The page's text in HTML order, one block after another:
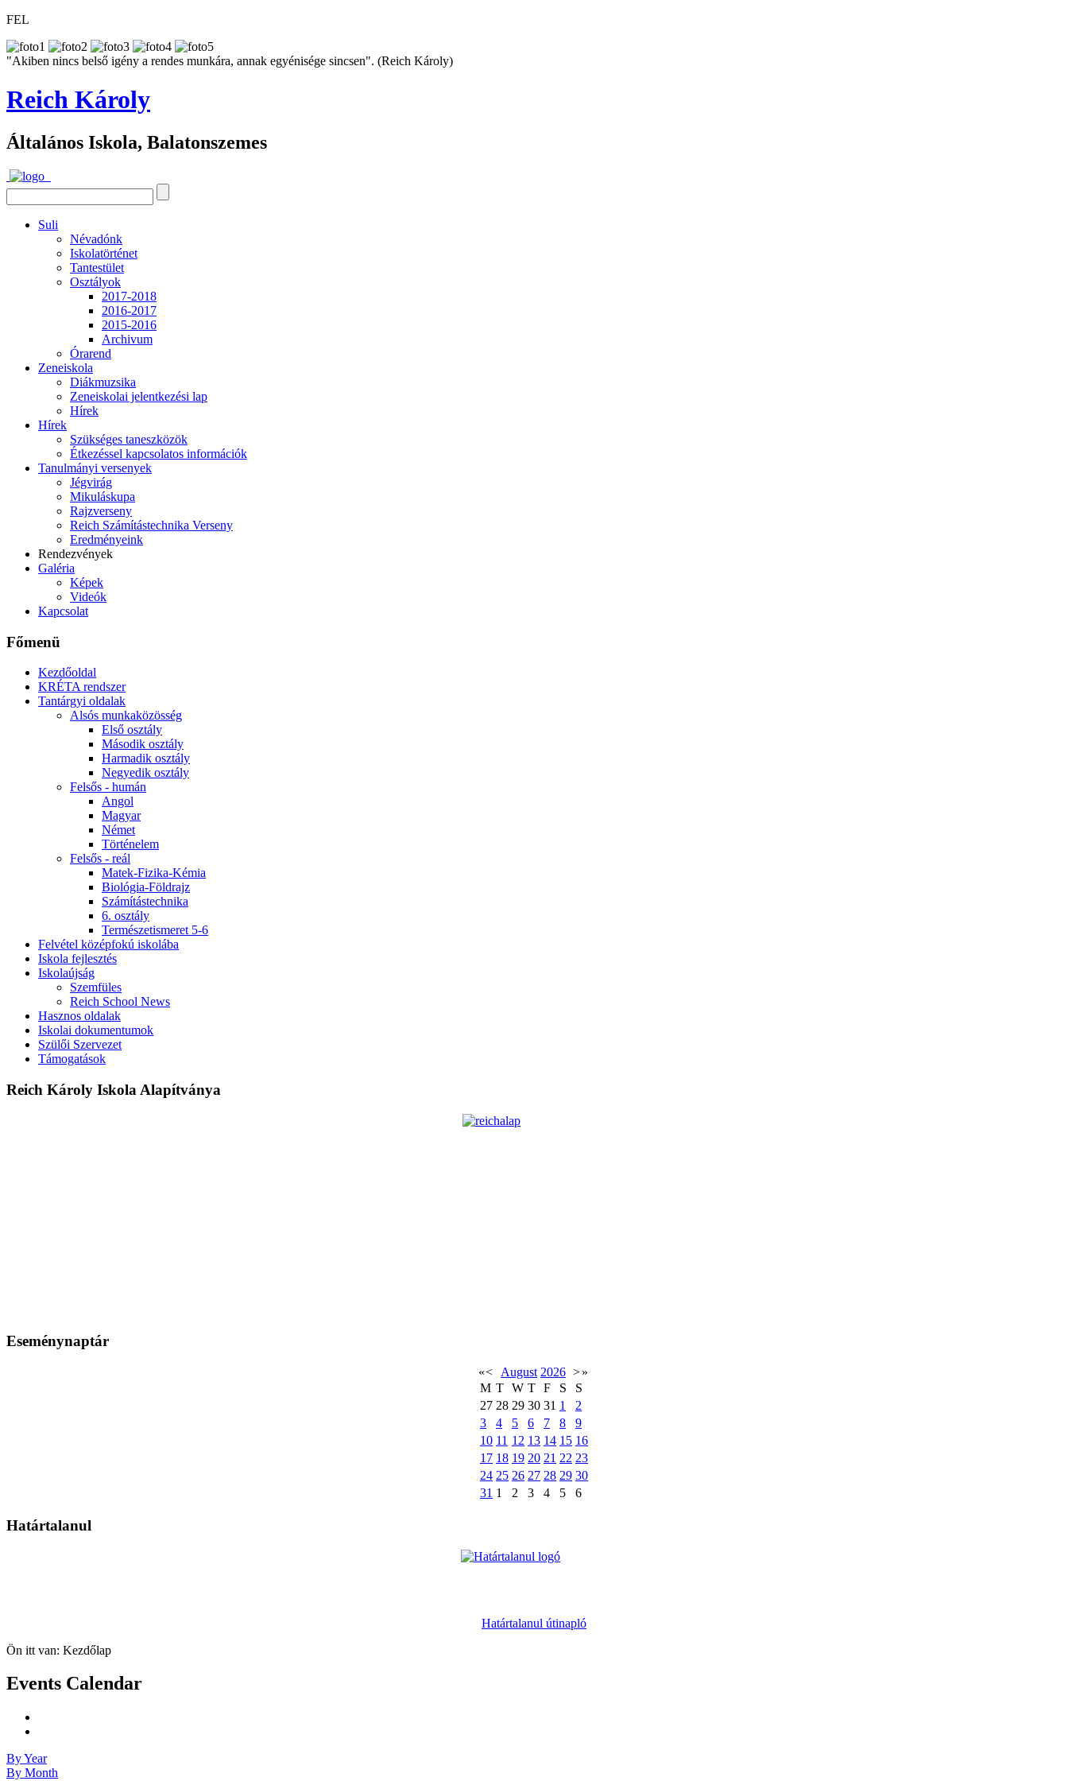
FEL
"Akiben nincs belső igény a rendes munkára, annak egyénisége sincsen". (Reich Károly)
Reich Károly
Általános Iskola, Balatonszemes
Suli
Névadónk
Iskolatörténet
Tantestület
Osztályok
2017-2018
2016-2017
2015-2016
Archivum
Órarend
Zeneiskola
Diákmuzsika
Zeneiskolai jelentkezési lap
Hírek
Hírek
Szükséges taneszközök
Étkezéssel kapcsolatos információk
Tanulmányi versenyek
Jégvirág
Mikuláskupa
Rajzverseny
Reich Számítástechnika Verseny
Eredményeink
Rendezvények
Galéria
Képek
Videók
Kapcsolat
Főmenü
Kezdőoldal
KRÉTA rendszer
Tantárgyi oldalak
Alsós munkaközösség
Első osztály
Második osztály
Harmadik osztály
Negyedik osztály
Felsős - humán
Angol
Magyar
Német
Történelem
Felsős - reál
Matek-Fizika-Kémia
Biológia-Földrajz
Számítástechnika
6. osztály
Természetismeret 5-6
Felvétel középfokú iskolába
Iskola fejlesztés
Iskolaújság
Szemfüles
Reich School News
Hasznos oldalak
Iskolai dokumentumok
Szülői Szervezet
Támogatások
Reich Károly Iskola Alapítványa
Eseménynaptár
«< August 2026 >»
M T W T F S
S
27 28 29 30 31 1
2
3
4 5 6 7 8
9
10 11 12 13 14 15 16
17 18 19 20 21 22 23
24 25 26 27 28 29 30
31 1 2 3 4 5 6
Határtalanul
Határtalanul útinapló
Ön itt van: Kezdőlap
Events Calendar
By Year
By Month